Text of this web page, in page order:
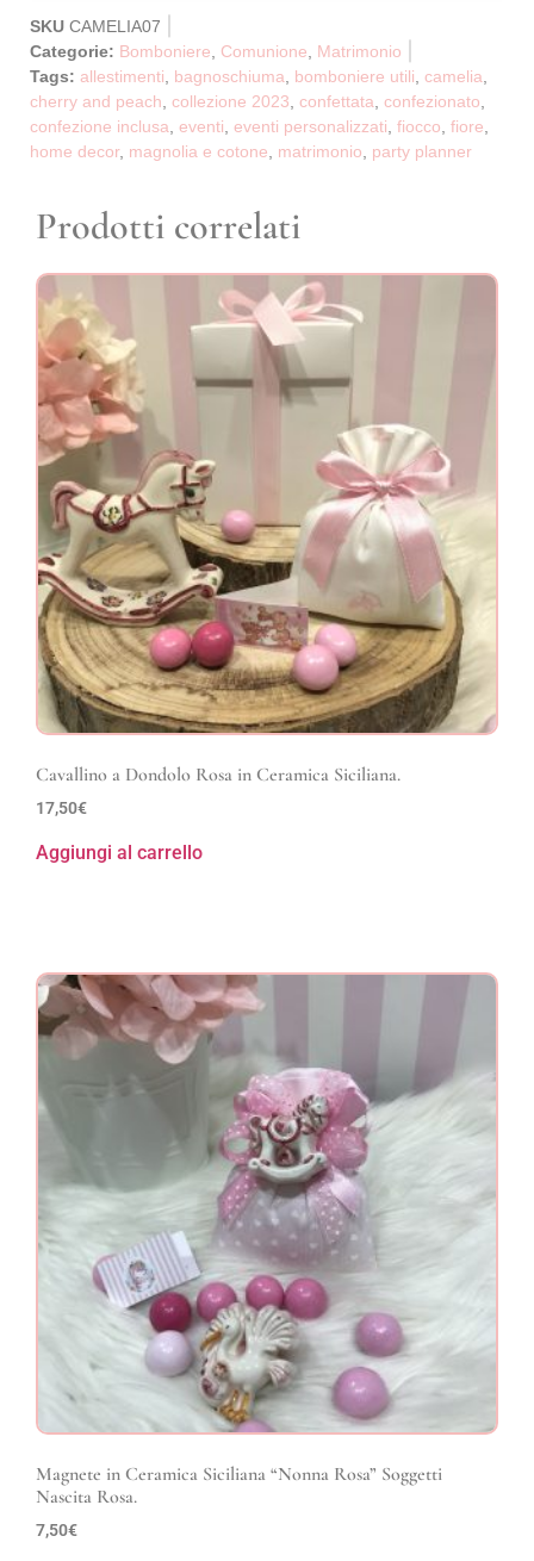
SKU CAMELIA07
Categorie: Bomboniere Comunione
Matrimonio
Tags: allestimenti bagnoschiuma bomboniere utili camelia
cherry and peach collezione 2023 confettata confezionato
confezione inclusa eventi eventi personalizzati fiocco fiore
home decor, magnolia e cotone matrimonio party planner
Prodotti correlati
Cavallino a Dondolo Rosa in Ceramica Siciliana.
17,50€
Aggiungi al carrello
Magnete in Ceramica Siciliana “Nonna Rosa” Soggetti
Nascita Rosa.
7,50€